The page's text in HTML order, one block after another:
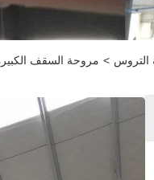
> مروحة السقف